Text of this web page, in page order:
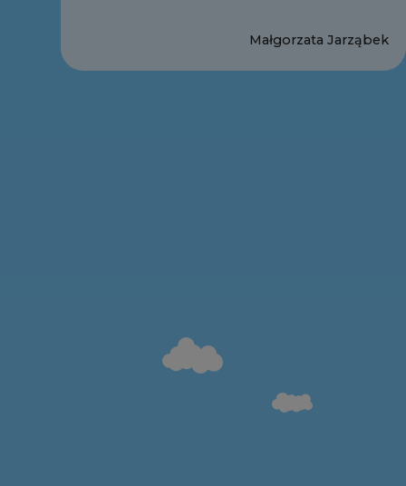
Małgorzata Jarząbek